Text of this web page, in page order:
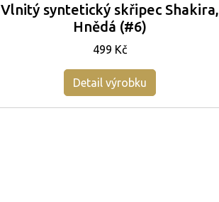
Vlnitý syntetický skřipec Shakira,
Hnědá (#6)
499 Kč
Detail výrobku